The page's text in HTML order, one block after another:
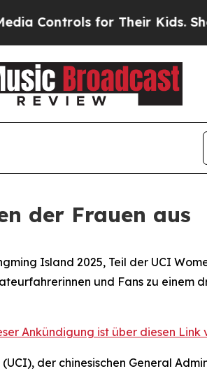
for Their Kids. Should
der Frauen aus
Island 2025, Teil der UCI
und Fans zu einem
Ankündigung ist über diesen Link
der chinesischen General